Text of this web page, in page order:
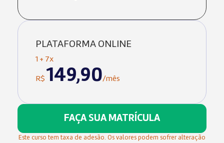
PLATAFORMA ONLINE
1 + 7x
R$ 149,90/mês
FAÇA SUA MATRÍCULA
Este curso tem taxa de adesão. Os valores podem sofrer alteração